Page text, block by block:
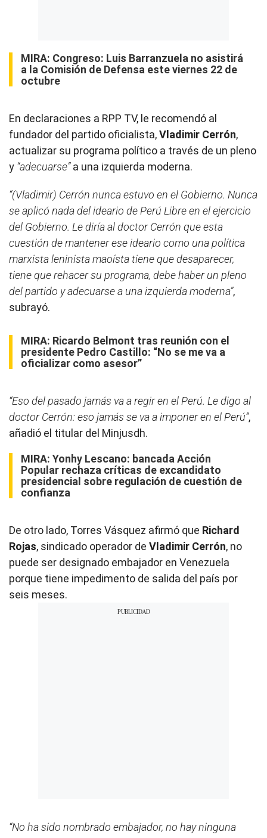
MIRA: Congreso: Luis Barranzuela no asistirá
a la Comisión de Defensa este viernes 22 de
octubre
En declaraciones a RPP TV, le recomendó al
fundador del partido oficialista,Vladimir Cerrón,
actualizar su programa político a través de un pleno
y “adecuarse”a una izquierda moderna.
“(Vladimir) Cerrón nunca estuvo en el Gobierno. Nunca
se aplicó nada del ideario de Perú Libre en el ejercicio
del Gobierno. Le diría al doctor Cerrón que esta
cuestión de mantener ese ideario como una política
marxista leninista maoísta tiene que desaparecer,
tiene que rehacer su programa, debe haber un pleno
del partido y adecuarse a una izquierda moderna”,
subrayó.
MIRA: Ricardo Belmont tras reunión con el
presidente Pedro Castillo: “No se me va a
oficializar como asesor”
“Eso del pasado jamás va a regir en el Perú. Le digo al
doctor Cerrón: eso jamás se va a imponer en el Perú”,
añadió el titular del Minjusdh.
MIRA: Yonhy Lescano: bancada Acción
Popular rechaza críticas de excandidato
presidencial sobre regulación de cuestión de
confianza
De otro lado, Torres Vásquez afirmó que Richard
Rojas, sindicado operador de Vladimir Cerrón, no
puede ser designado embajador en Venezuela
porque tiene impedimento de salida del país por
seis meses.
“No ha sido nombrado embajador, no hay ninguna